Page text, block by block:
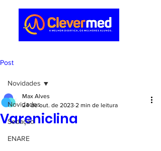
Post
Novidades
Sedação
ENARE
Novidades
Vareniclina
Max Alves
24 de out. de 2023 2 min de leitura